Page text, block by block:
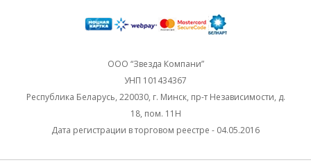
ООО “Звезда Компани”
УНП 101434367
Республика Беларусь, 220030, г. Минск, пр-т Независимости, д.
18, пом. 11Н
Дата регистрации в торговом реестре - 04.05.2016